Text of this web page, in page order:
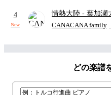
4
New
情熱大陸 - 葉加瀬
CANACANA family
どの楽譜